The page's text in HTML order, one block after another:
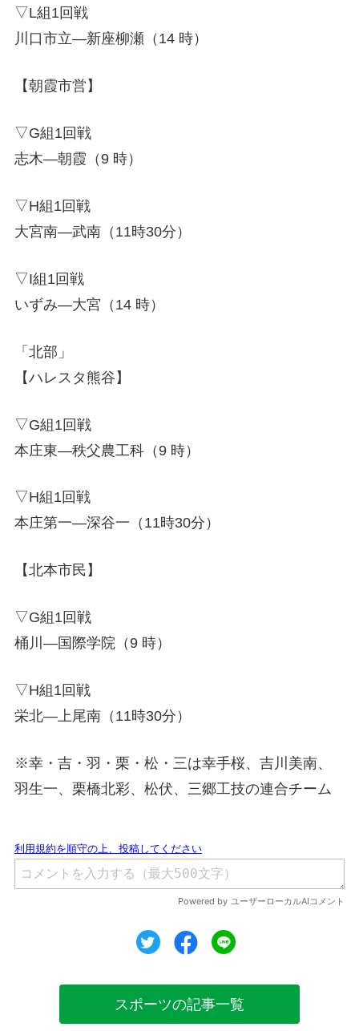
▽L組1回戦
川口市立―新座柳瀬（14 時）
【朝霞市営】
▽G組1回戦
志木―朝霞（9 時）
▽H組1回戦
大宮南―武南（11時30分）
▽I組1回戦
いずみ―大宮（14 時）
「北部」
【ハレスタ熊谷】
▽G組1回戦
本庄東―秩父農工科（9 時）
▽H組1回戦
本庄第一―深谷一（11時30分）
【北本市民】
▽G組1回戦
桶川―国際学院（9 時）
▽H組1回戦
栄北―上尾南（11時30分）
※幸・吉・羽・栗・松・三は幸手桜、吉川美南、
羽生一、栗橋北彩、松伏、三郷工技の連合チーム
ツイートシェア
スポーツの記事一覧